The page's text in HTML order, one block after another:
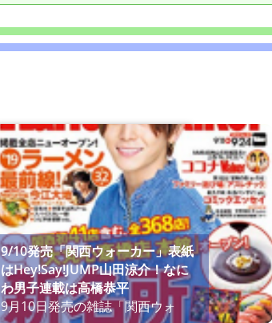
9/10発売「関西ウォーカー」表紙
はHey!Say!JUMP山田涼介！なに
わ男子連載は高橋恭平
9月10日発売の雑誌「関西ウォ